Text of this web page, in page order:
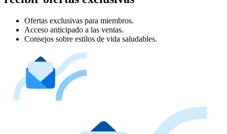
Ofertas exclusivas para miembros.
Acceso anticipado a las ventas.
Consejos sobre estilos de vida saludables.